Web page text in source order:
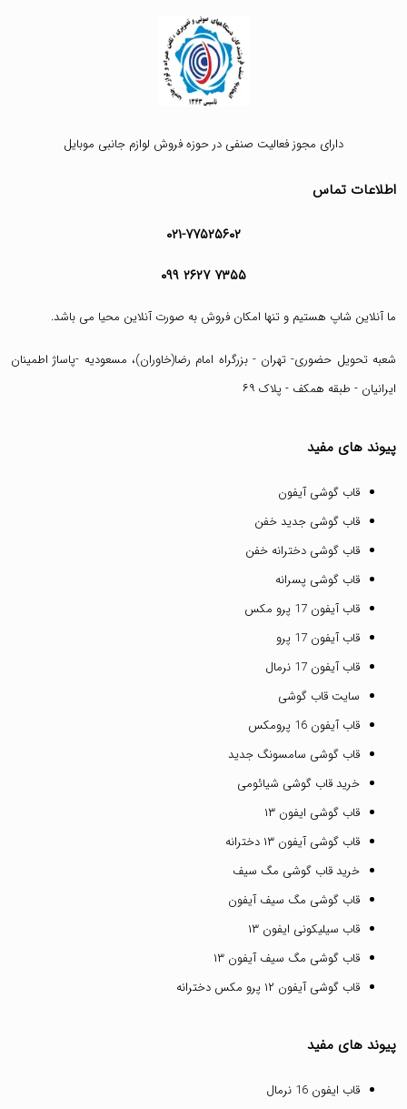
دارای مجوز فعالیت صنفی در حوزه فروش لوازم جانبی موبایل
اطلاعات تماس
۰۲۱-۷۷۵۲۵۶۰۲
۰۹۹ ۲۶۲۷ ۷۳۵۵
ما آنلاین شاپ هستیم و تنها امکان فروش به صورت آنلاین محیا می باشد.
شعبه تحویل حضوری- تهران - بزرگراه امام رضا(خاوران)، مسعودیه -پاساژ اطمینان
ایرانیان - طبقه همکف - پلاک ۶۹
پیوند های مفید
قاب گوشی آیفون
قاب گوشی جدید خفن
قاب گوشی دخترانه خفن
قاب گوشی پسرانه
قاب آیفون 17 پرو مکس
قاب آیفون 17 پرو
قاب آیفون 17 نرمال
سایت قاب گوشی
قاب آیفون 16 پرومکس
قاب گوشی سامسونگ جدید
خرید قاب گوشی شیائومی
قاب گوشی ایفون ۱۳
قاب گوشی آیفون ۱۳ دخترانه
خرید قاب گوشی مگ سیف
قاب گوشی مگ سیف آیفون
قاب سیلیکونی ایفون ۱۳
قاب گوشی مگ سیف آیفون ۱۳
قاب گوشی آیفون ۱۲ پرو مکس دخترانه
پیوند های مفید
قاب ایفون 16 نرمال